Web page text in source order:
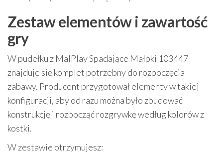
Zestaw elementów i zawartość
gry
W pudełku z MalPlay Spadające Małpki 103447
znajduje się komplet potrzebny do rozpoczęcia
zabawy. Producent przygotował elementy w takiej
konfiguracji, aby od razu można było zbudować
konstrukcję i rozpocząć rozgrywkę według kolorów z
kostki.
W zestawie otrzymujesz: